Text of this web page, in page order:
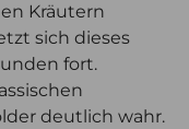
Kräutern
sich dieses
fort.
deutlich wahr.